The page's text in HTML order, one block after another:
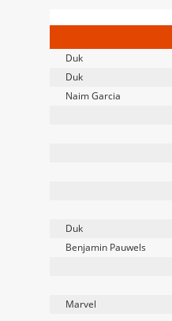
Duk
Duk
Naim Garcia
Duk
Benjamin Pauwels
Marvel